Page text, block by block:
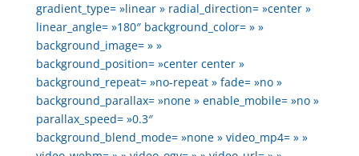
gradient_type= »linear » radial_direction= »center »
linear_angle= »180″ background_color= » »
background_image= » »
background_position= »center center »
background_repeat= »no-repeat » fade= »no »
background_parallax= »none » enable_mobile= »no »
parallax_speed= »0.3″
background_blend_mode= »none » video_mp4= » »